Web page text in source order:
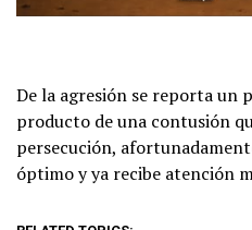
De la agresión se reporta un
producto de una contusión
persecución,
óptimo y ya recibe atención